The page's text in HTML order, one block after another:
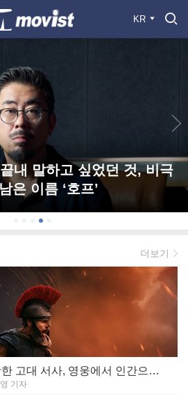
KR
내 말하고 싶었던 것, 비극
은 이름 ‘호프’
더보기
오디세이- IMAX로 부활한 고대 서사, 영웅에서 인간으로의 귀환 (오락성 9 | 작품성 9)
기자